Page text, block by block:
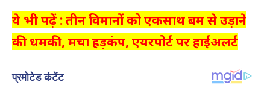
ये भी पढ़ें : तीन विमानों को एकसाथ बम से उड़ाने
की धमकी, मचा हड़कंप, एयरपोर्ट पर हाईअलर्ट